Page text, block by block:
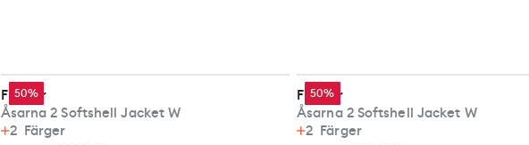
50%
Fischer
Åsarna 2 Softshell Jacket W
2 Färger
50%
Fischer
Åsarna 2 Softshell Jacket W
2 Färger